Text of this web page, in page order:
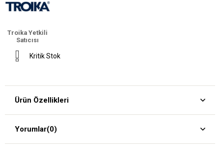
Troika Yetkili
Satıcısı
Kritik Stok
Ürün Özellikleri
Yorumlar(0)